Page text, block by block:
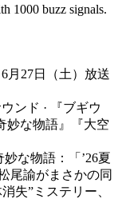
1000 buzz signals.
月27日（土）放送
ンド ·
『ブギウ
な物語』『大空
な物語：「’26夏
尾諭がまさかの同
失”ミステリー、